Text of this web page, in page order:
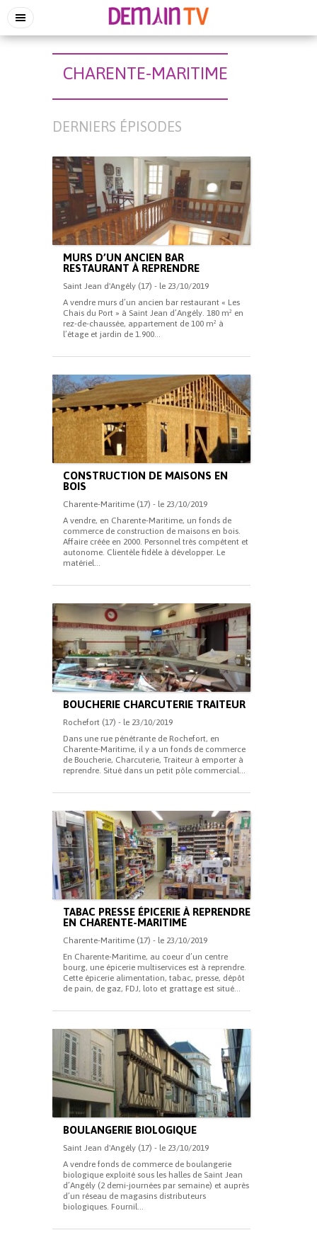
CHARENTE-MARITIME
DERNIERS ÉPISODES
MURS D’UN ANCIEN BAR
RESTAURANT À REPRENDRE
Saint Jean d'Angély (17) - le 23/10/2019
A vendre murs d’un ancien bar restaurant « Les
Chais du Port » à Saint Jean d’Angély. 180 m² en
rez-de-chaussée, appartement de 100 m² à
l’étage et jardin de 1.900...
CONSTRUCTION DE MAISONS EN
BOIS
Charente-Maritime (17) - le 23/10/2019
A vendre, en Charente-Maritime, un fonds de
commerce de construction de maisons en bois.
Affaire créée en 2000. Personnel très compétent et
autonome. Clientèle fidèle à développer. Le
matériel...
BOUCHERIE CHARCUTERIE TRAITEUR
Rochefort (17) - le 23/10/2019
Dans une rue pénétrante de Rochefort, en
Charente-Maritime, il y a un fonds de commerce
de Boucherie, Charcuterie, Traiteur à emporter à
reprendre. Situé dans un petit pôle commercial...
TABAC PRESSE ÉPICERIE À REPRENDRE
EN CHARENTE-MARITIME
Charente-Maritime (17) - le 23/10/2019
En Charente-Maritime, au coeur d’un centre
bourg, une épicerie multiservices est à reprendre.
Cette épicerie alimentation, tabac, presse, dépôt
de pain, de gaz, FDJ, loto et grattage est situé...
BOULANGERIE BIOLOGIQUE
Saint Jean d'Angély (17) - le 23/10/2019
A vendre fonds de commerce de boulangerie
biologique exploité sous les halles de Saint Jean
d’Angély (2 demi-journées par semaine) et auprès
d’un réseau de magasins distributeurs
biologiques. Fournil...